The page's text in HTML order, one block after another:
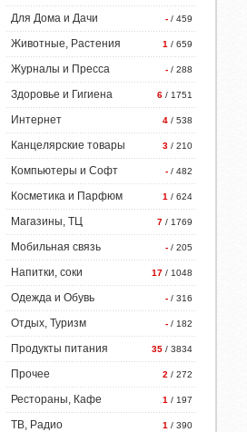
- / 459
Для Дома и Дачи
1 / 659
Животные, Растения
- / 288
Журналы и Пресса
6 / 1751
Здоровье и Гигиена
4 / 538
Интернет
3 / 210
Канцелярские товары
- / 482
Компьютеры и Софт
1 / 624
Косметика и Парфюм
7 / 1769
Магазины, ТЦ
- / 205
Мобильная связь
17 / 1048
Напитки, соки
- / 316
Одежда и Обувь
- / 182
Отдых, Туризм
35 / 3834
Продукты питания
2 / 272
Прочее
1 / 197
Рестораны, Кафе
1 / 390
ТВ, Радио